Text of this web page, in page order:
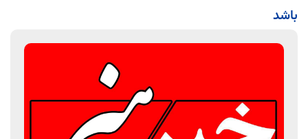
باشد